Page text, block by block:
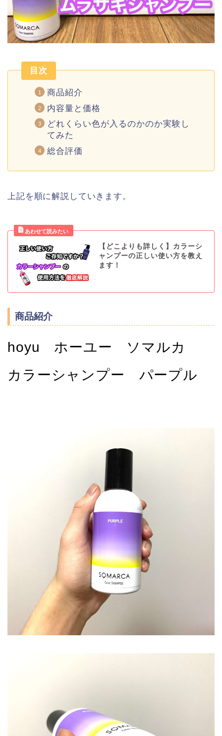
目次
商品紹介
内容量と価格
どれくらい色が入るのかのか実験し
てみた
総合評価
上記を順に解説していきます。
【どこよりも詳しく】カラーシ
ャンプーの正しい使い方を教え
ます！
商品紹介
hoyu ホーユー ソマルカ
カラーシャンプー パープル